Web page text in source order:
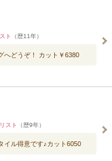
ト
（歴11年）
へどうぞ！ カット￥6380
スト
（歴9年）
イル得意です♪カット6050